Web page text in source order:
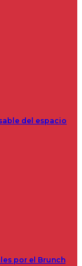
del espacio
por el Brunch